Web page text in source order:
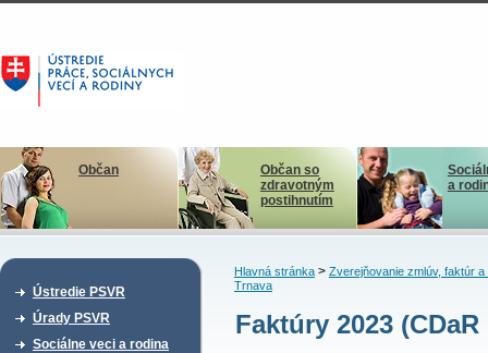
Občan
Občan so
zdravotným
postihnutím
a
Ústredie PSVR
Úrady PSVR
Sociálne veci a rodina
Hlavná stránka> Zverejňovanie zmlúv, faktúr a
Trnava
Faktúry 2023